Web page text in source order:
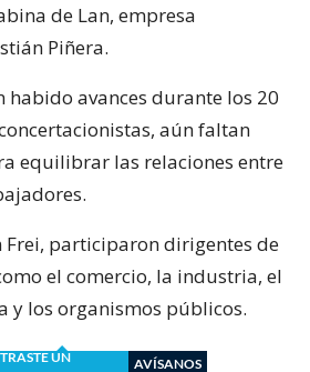
de Lan, empresa
Piñera.
habido avances durante los 20
aún faltan
equilibrar las relaciones entre
Frei, participaron dirigentes de
el comercio, la industria, el
y los organismos públicos.
UN
AVÍSANOS